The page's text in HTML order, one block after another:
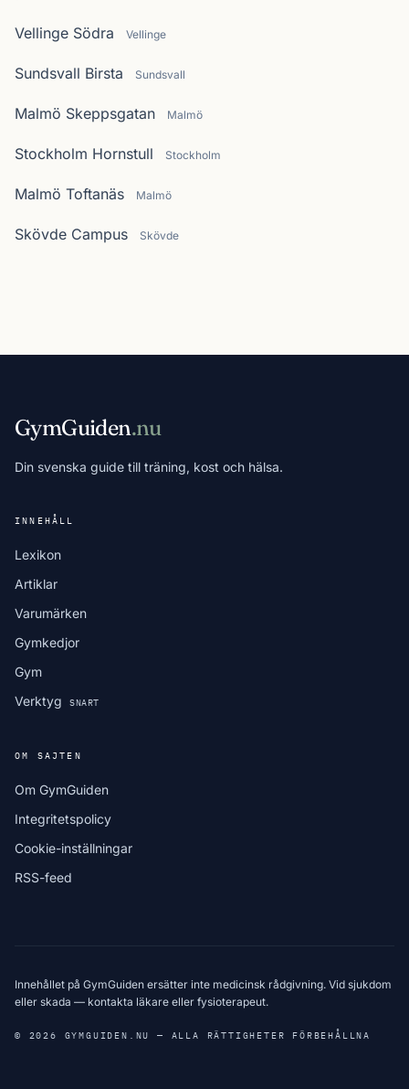
Vellinge Södra Vellinge
Sundsvall Birsta Sundsvall
Malmö Skeppsgatan Malmö
Stockholm Hornstull Stockholm
Malmö Toftanäs Malmö
Skövde Campus Skövde
GymGuiden.nu
Din svenska guide till träning, kost och hälsa.
INNEHÅLL
Lexikon
Artiklar
Varumärken
Gymkedjor
Gym
Verktyg
SNART
OM SAJTEN
Om GymGuiden
Integritetspolicy
Cookie-inställningar
RSS-feed
Innehållet på GymGuiden ersätter inte medicinsk rådgivning. Vid sjukdom
eller skada — kontakta läkare eller fysioterapeut.
© 2026 GYMGUIDEN.NU — ALLA RÄTTIGHETER FÖRBEHÅLLNA